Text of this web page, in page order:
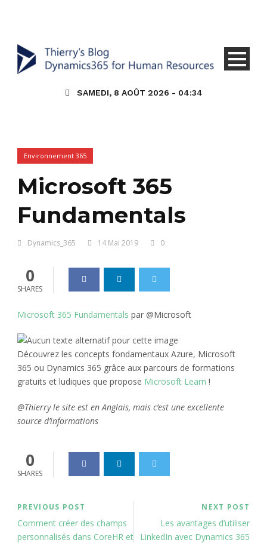
SAMEDI, 8 AOÛT 2026 - 04:34
Environnement 365
Microsoft 365
Fundamentals
Dynamics_365 14 Mai 2019 0
0
SHARES
Microsoft 365 Fundamentals par @Microsoft
Découvrez les concepts fondamentaux Azure, Microsoft
365 ou Dynamics 365 grâce aux parcours de formations
gratuits et ludiques que propose Microsoft Learn !
@Thierry le site est en Anglais, mais c’est une excellente
source d’informations
0
SHARES
PREVIOUS POST
Comment créer des champs
personnalisés dans CoreHR et
NEXT POST
Les avantages d’utiliser
LinkedIn avec Dynamics 365